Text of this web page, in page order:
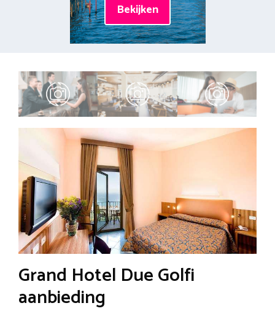
Bekijken
Grand Hotel Due Golfi
aanbieding